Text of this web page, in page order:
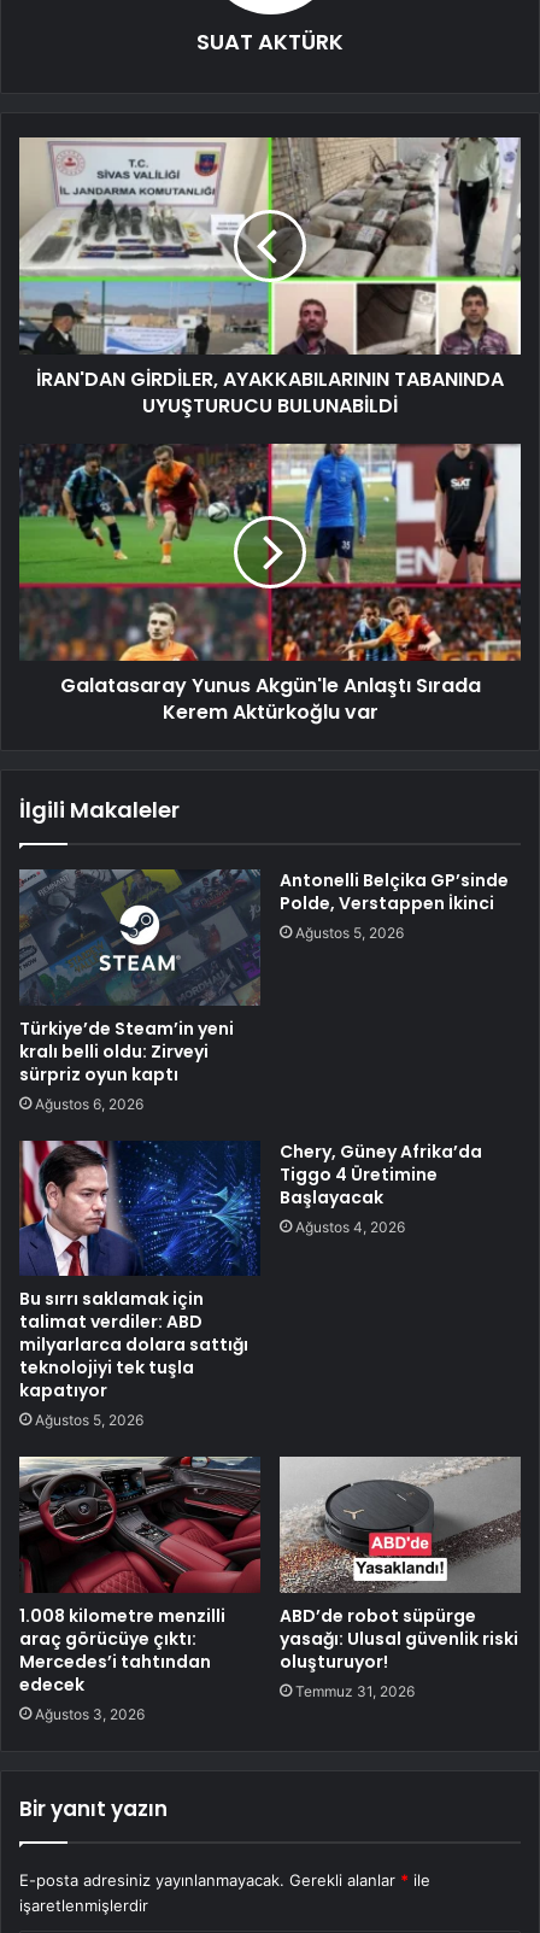
SUAT AKTÜRK
İRAN'DAN GİRDİLER, AYAKKABILARININ TABANINDA
UYUŞTURUCU BULUNABİLDİ
Galatasaray Yunus Akgün'le Anlaştı Sırada
Kerem Aktürkoğlu var
İlgili Makaleler
Türkiye’de Steam’in yeni
kralı belli oldu: Zirveyi
sürpriz oyun kaptı
Ağustos 6, 2026
Antonelli Belçika GP’sinde
Polde, Verstappen İkinci
Ağustos 5, 2026
Bu sırrı saklamak için
talimat verdiler: ABD
milyarlarca dolara sattığı
teknolojiyi tek tuşla
kapatıyor
Ağustos 5, 2026
Chery, Güney Afrika’da
Tiggo 4 Üretimine
Başlayacak
Ağustos 4, 2026
1.008 kilometre menzilli
araç görücüye çıktı:
Mercedes’i tahtından
edecek
Ağustos 3, 2026
ABD’de robot süpürge
yasağı: Ulusal güvenlik riski
oluşturuyor!
Temmuz 31, 2026
Bir yanıt yazın
E-posta adresiniz yayınlanmayacak. Gerekli alanlar * ile
işaretlenmişlerdir